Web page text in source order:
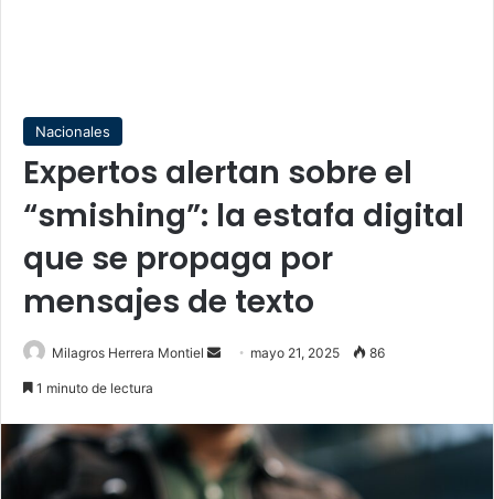
Nacionales
Expertos alertan sobre el
“smishing”: la estafa digital
que se propaga por
mensajes de texto
Milagros Herrera Montiel
Send mayo 21, 2025 86
1 minuto de lectura